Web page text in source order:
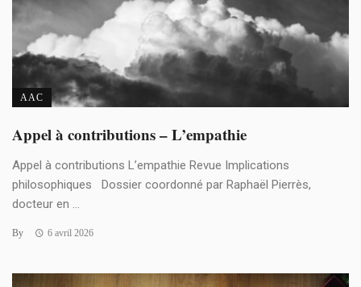
AAC
Appel à contributions – L’empathie
Appel à contributions L’empathie Revue Implications
philosophiques Dossier coordonné par Raphaël Pierrès,
docteur en ...
By 6 avril 2026